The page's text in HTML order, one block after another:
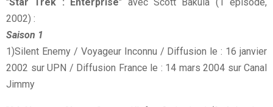
2002) :
Saison 1
1)Silent Enemy / Voyageur Inconnu / Diffusion le : 16 janvier
2002 sur UPN / Diffusion France le : 14 mars 2004 sur Canal
Jimmy